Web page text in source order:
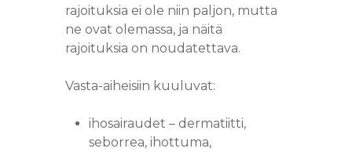
rajoituksia ei ole niin paljon, mutta
ne ovat olemassa, ja näitä
rajoituksia on noudatettava.
Vasta-aiheisiin kuuluvat:
ihosairaudet – dermatiitti,
seborrea, ihottuma,